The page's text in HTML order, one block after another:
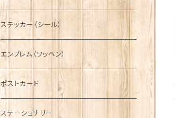
ニット帽
ボタンラップマフラー【Aran Traditions】
ファッションマスク
その他テーブルウェア
動物＆植物
国旗＆紋章
音楽＆楽器
NAVY
AIRFORCE
ARMY
ピューター
ステッカー（シール）
エンブレム（ワッペン）
ポストカード
ステーショナリー